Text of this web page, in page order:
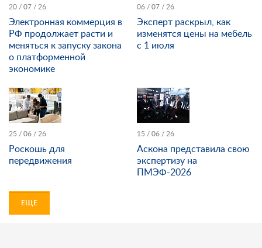
20 / 07 / 26
Электронная коммерция в
РФ продолжает расти и
меняться к запуску закона
о платформенной
экономике
06 / 07 / 26
Эксперт раскрыл, как
изменятся цены на мебель
с 1 июля
25 / 06 / 26
Роскошь для
передвижения
15 / 06 / 26
Аскона представила свою
экспертизу на
ПМЭФ-2026
ЕЩЕ